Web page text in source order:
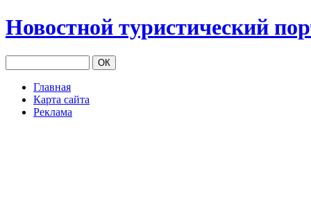
Новостной туристический
Главная
Карта сайта
Реклама